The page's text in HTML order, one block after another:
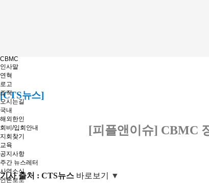
CBMC
인사말
연혁
로고
조직
오시는길
국내
해외한인
회비/입회안내
지회찾기
교육
공지사항
주간 뉴스레터
사역소식
언론보도
[CTS뉴스]
[피플앤이슈] CBMC
기사 출처 : CTS뉴스 바로보기 ▼